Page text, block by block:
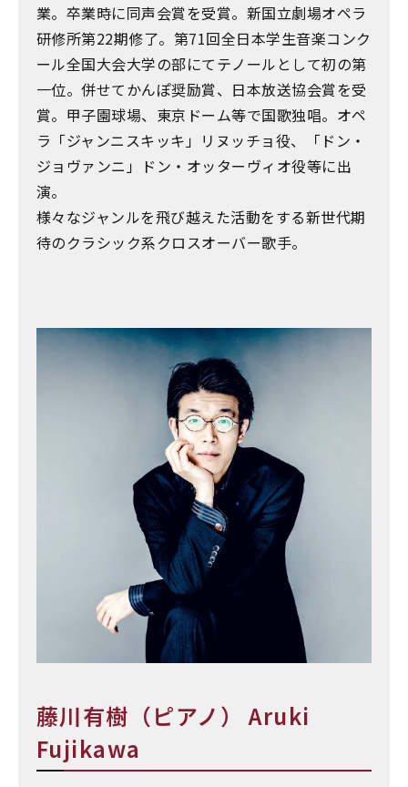
業。卒業時に同声会賞を受賞。新国立劇場オペラ
研修所第22期修了。第71回全日本学生音楽コンク
ール全国大会大学の部にてテノールとして初の第
一位。併せてかんぽ奨励賞、日本放送協会賞を受
賞。甲子園球場、東京ドーム等で国歌独唱。オペ
ラ「ジャンニスキッキ」リヌッチョ役、「ドン・
ジョヴァンニ」ドン・オッターヴィオ役等に出
演。
様々なジャンルを飛び越えた活動をする新世代期
待のクラシック系クロスオーバー歌手。
藤川有樹（ピアノ） Aruki
Fujikawa